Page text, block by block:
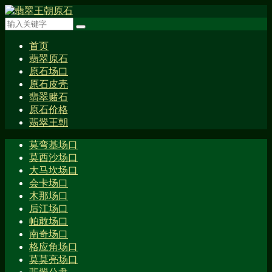
首页
翡翠原石
原石场口
原石皮壳
翡翠赌石
原石价格
翡翠王朝
莫弯基场口
莫西沙场口
大马坎场口
会卡场口
木那场口
后江场口
帕敢场口
南奇场口
格应角场口
莫莫亮场口